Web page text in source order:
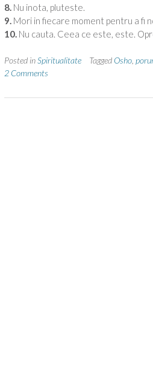
8. Nu inota, pluteste.
9. Mori in fiecare moment pentru a fi
10. Nu cauta. Ceea ce este, este.
Posted inSpiritualitate Tagged Osho
2 Comments